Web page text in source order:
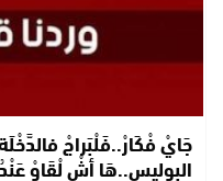
جَايْ فْكَارْ..فَلْبَراجْ
البوليس..هَا أشْ لْقَاوْ